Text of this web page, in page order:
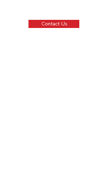
Contact Us